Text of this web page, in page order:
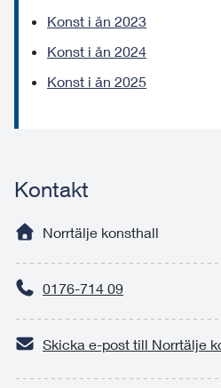
Konst i ån 2023
Konst i ån 2024
Konst i ån 2025
Kontakt
Norrtälje konsthall
0176-714 09
Skicka e-post till Norrtälje